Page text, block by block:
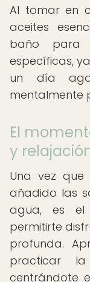
Al tomar en
aceites
baño para
específicas,
un día
mentalmente
El
y
Una vez
añadido las
agua, es el
permitirte
profunda.
practicar
centrándote